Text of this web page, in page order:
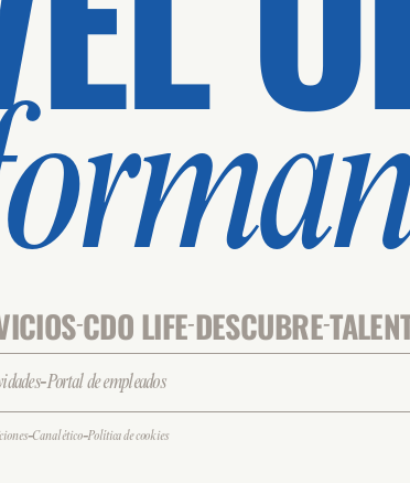
-CDO LIFE-DESCUBRE-
-Portal de empleados
-Canal ético-Política de cookies